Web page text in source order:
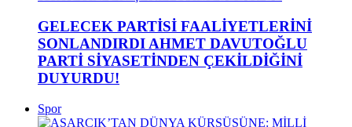
GELECEK PARTİSİ FAALİYETLERİNİ
SONLANDIRDI AHMET DAVUTOĞLU
PARTİ SİYASETİNDEN ÇEKİLDİĞİNİ
DUYURDU!
Spor